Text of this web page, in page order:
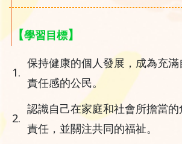
【學習目標】
1.
保持健康的個人發展，成為充
責任感的公民。
2.
認識自己在家庭和社會所擔當
責任，並關注共同的福祉。